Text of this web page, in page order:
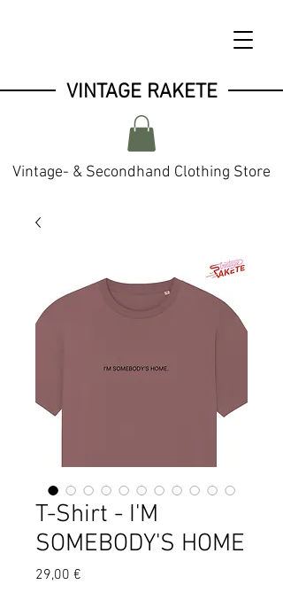
VINTAGE RAKETE
Vintage- & Secondhand Clothing Store
T-Shirt - I'M
SOMEBODY'S HOME
29,00 €